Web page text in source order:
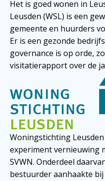
Het is goed wonen in
Leusden (WSL) is een
gemeente en huurders
Er is een gezonde
governance is op orde,
visitatierapport over de
Woningstichting
experiment vernieuwing
SVWN. Onderdeel
bestuurder aanhaakte